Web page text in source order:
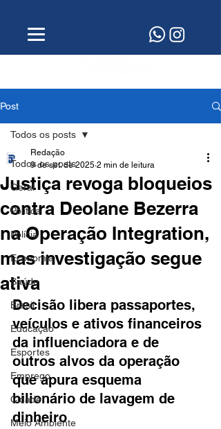
Post
Todos os posts
Geral
Política
Polícia
Economia
Saúde
Brasil
Educação
Esportes
Emprego
Cidade
Meio Ambiente
Todos os posts
Justiça revoga bloqueios
contra Deolane Bezerra
na Operação Integration,
mas investigação segue
ativa
Redação
9 de set. de 2025 2 min de leitura
Decisão libera passaportes,
veículos e ativos financeiros
da influenciadora e de
outros alvos da operação
que apura esquema
bilionário de lavagem de
dinheiro